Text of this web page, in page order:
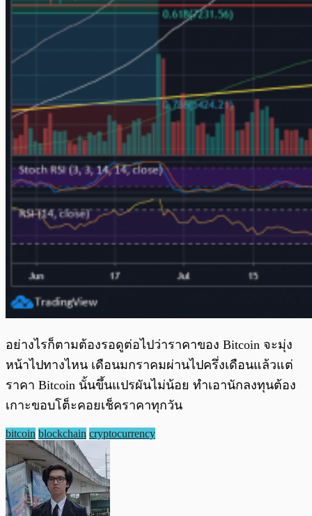
อย่างไรก็ตามต้องรอดูต่อไปว่าราคาของ Bitcoin จะมุ่ง
หน้าไปทางไหน เดือนมกราคมผ่านไปครึ่งเดือนแล้วแต่
ราคา Bitcoin นั้นขึ้นแปรผันไม่น้อย ทำเอานักลงทุนต้อง
เกาะขอบโต็ะคอยเช็คราคาทุกวัน
bitcoin blockchain cryptocurrency